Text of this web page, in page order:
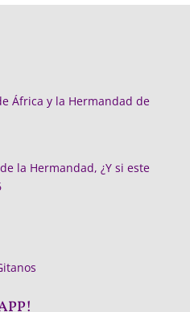
África y la Hermandad de
la Hermandad, ¿Y si este